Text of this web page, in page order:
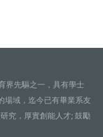
界先驅之一，具有學士
場域，迄今已有畢業系友
究，厚實創能人才; 鼓勵